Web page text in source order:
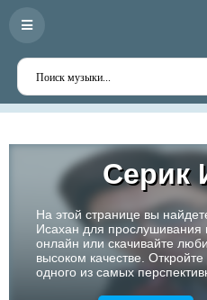
Серик
На этой странице вы
Исахан для прослушивания
онлайн или скачивайте
высоком качестве.
одного из самых